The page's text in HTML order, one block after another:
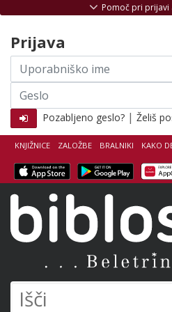
KNJIŽNICE ZALOŽBE BRALNIKI KAKO
Pomoč pri prijavi
Prijava
Uporabniško
ime
Geslo
Pozabljeno geslo? | Želiš